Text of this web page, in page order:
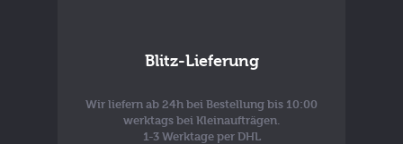
Blitz-Lieferung
Wir liefern ab 24h bei Bestellung bis 10:00
werktags bei Kleinaufträgen.
1-3 Werktage per DHL